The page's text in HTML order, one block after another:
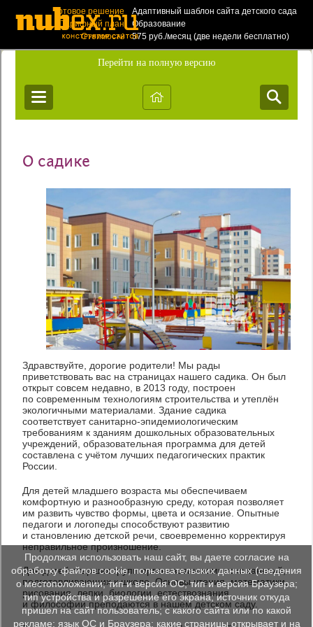
Готовое решение
Адаптивный шаблон сайта детского сада
Тарифный план
Образование
Стоимость
575 руб./месяц (две недели бесплатно)
Создать такой